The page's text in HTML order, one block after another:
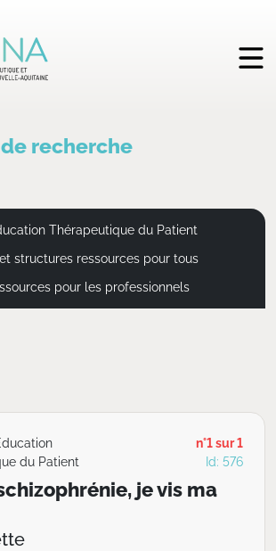
recherche
Thérapeutique du Patient
structures ressources pour tous
pour les professionnels
du Patient
n°1 sur 1
Id: 576
je vis ma